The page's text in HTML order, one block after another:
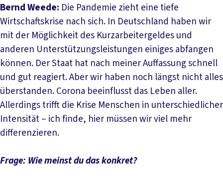
Bernd Weede: Die Pandemie zieht eine tiefe
Wirtschaftskrise nach sich. In Deutschland haben wir
mit der Möglichkeit des Kurzarbeitergeldes und
anderen Unterstützungsleistungen einiges abfangen
können. Der Staat hat nach meiner Auffassung schnell
und gut reagiert. Aber wir haben noch längst nicht alles
überstanden. Corona beeinflusst das Leben aller.
Allerdings trifft die Krise Menschen in unterschiedlicher
Intensität – ich finde, hier müssen wir viel mehr
differenzieren.
Frage: Wie meinst du das konkret?